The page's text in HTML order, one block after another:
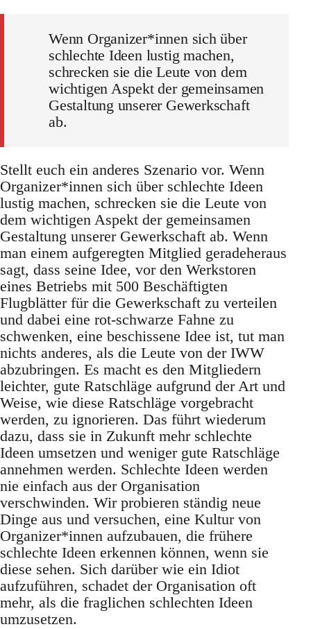
Wenn Organizer*innen sich über
schlechte Ideen lustig machen,
schrecken sie die Leute von dem
wichtigen Aspekt der gemeinsamen
Gestaltung unserer Gewerkschaft
ab.
Stellt euch ein anderes Szenario vor. Wenn
Organizer*innen sich über schlechte Ideen
lustig machen, schrecken sie die Leute von
dem wichtigen Aspekt der gemeinsamen
Gestaltung unserer Gewerkschaft ab. Wenn
man einem aufgeregten Mitglied geradeheraus
sagt, dass seine Idee, vor den Werkstoren
eines Betriebs mit 500 Beschäftigten
Flugblätter für die Gewerkschaft zu verteilen
und dabei eine rot-schwarze Fahne zu
schwenken, eine beschissene Idee ist, tut man
nichts anderes, als die Leute von der IWW
abzubringen. Es macht es den Mitgliedern
leichter, gute Ratschläge aufgrund der Art und
Weise, wie diese Ratschläge vorgebracht
werden, zu ignorieren. Das führt wiederum
dazu, dass sie in Zukunft mehr schlechte
Ideen umsetzen und weniger gute Ratschläge
annehmen werden. Schlechte Ideen werden
nie einfach aus der Organisation
verschwinden. Wir probieren ständig neue
Dinge aus und versuchen, eine Kultur von
Organizer*innen aufzubauen, die frühere
schlechte Ideen erkennen können, wenn sie
diese sehen. Sich darüber wie ein Idiot
aufzuführen, schadet der Organisation oft
mehr, als die fraglichen schlechten Ideen
umzusetzen.